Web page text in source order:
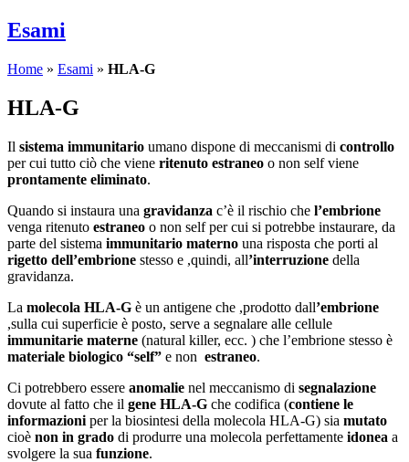
Esami
Home » Esami » HLA-G
HLA-G
Il sistema immunitario umano dispone di meccanismi di controllo
per cui tutto ciò che viene ritenuto estraneo o non self viene
prontamente eliminato.
Quando si instaura una gravidanza c’è il rischio che l’embrione
venga ritenuto estraneo o non self per cui si potrebbe instaurare, da
parte del sistema immunitario materno una risposta che porti al
rigetto dell’embrione stesso e ,quindi, all’interruzione della
gravidanza.
La molecola HLA-G è un antigene che ,prodotto dall’embrione
,sulla cui superficie è posto, serve a segnalare alle cellule
immunitarie materne (natural killer, ecc. ) che l’embrione stesso è
materiale biologico “self” e non estraneo.
Ci potrebbero essere anomalie nel meccanismo di segnalazione
dovute al fatto che il gene HLA-G che codifica (contiene le
informazioni per la biosintesi della molecola HLA-G) sia mutato
cioè non in grado di produrre una molecola perfettamente idonea a
svolgere la sua funzione.